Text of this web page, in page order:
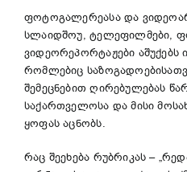
ფოტოგალერეასა და
სლაიდშოუ, ტელეფილმები,
ვიდეორეპორტაჟები
რომლებიც
შემეცნებით ღირებულებას
საქართველოსა და მისი
ყოფას აცნობს.
რაც შეეხება რუბრიკას –